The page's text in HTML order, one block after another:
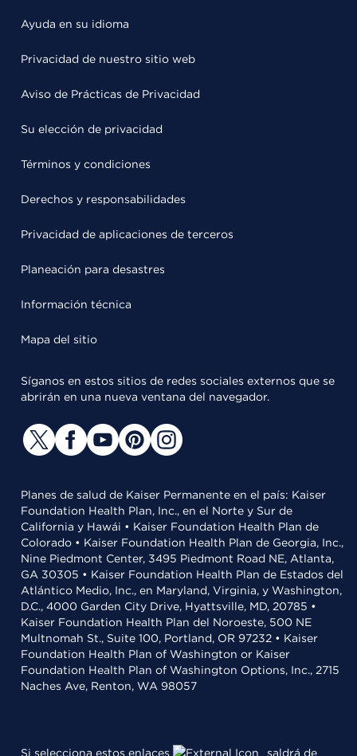
Ayuda en su idioma
Privacidad de nuestro sitio web
Aviso de Prácticas de Privacidad
Su elección de privacidad
Términos y condiciones
Derechos y responsabilidades
Privacidad de aplicaciones de terceros
Planeación para desastres
Información técnica
Mapa del sitio
Síganos en estos sitios de redes sociales externos que se
abrirán en una nueva ventana del navegador.
Planes de salud de Kaiser Permanente en el país: Kaiser
Foundation Health Plan, Inc., en el Norte y Sur de
California y Hawái • Kaiser Foundation Health Plan de
Colorado • Kaiser Foundation Health Plan de Georgia, Inc.,
Nine Piedmont Center, 3495 Piedmont Road NE, Atlanta,
GA 30305 • Kaiser Foundation Health Plan de Estados del
Atlántico Medio, Inc., en Maryland, Virginia, y Washington,
D.C., 4000 Garden City Drive, Hyattsville, MD, 20785 •
Kaiser Foundation Health Plan del Noroeste, 500 NE
Multnomah St., Suite 100, Portland, OR 97232 • Kaiser
Foundation Health Plan of Washington or Kaiser
Foundation Health Plan of Washington Options, Inc., 2715
Naches Ave, Renton, WA 98057
Si selecciona estos enlaces saldrá de